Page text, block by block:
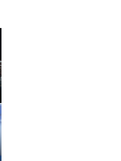
ーチーム・SC TOKYOの岡本慧悟・